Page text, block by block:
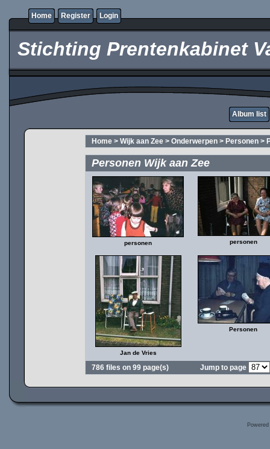
Home Register Login
Stichting Prentenkabinet
Album list
Home > Wijk aan Zee > Onderwerpen > Personen >
Personen Wijk aan Zee
personen personen
Jan de Vries
Personen
786 files on 99 page(s) Jump to page